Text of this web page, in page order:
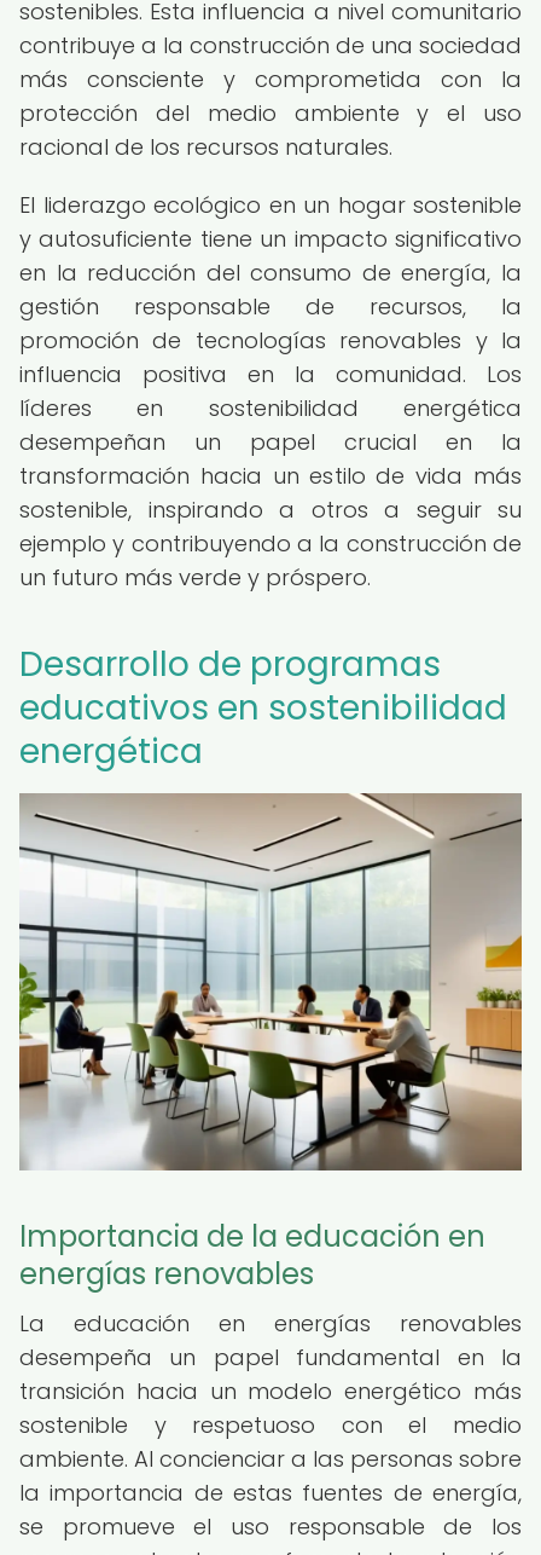
sostenibles. Esta influencia a nivel comunitario
contribuye a la construcción de una sociedad
más consciente y comprometida con la
protección del medio ambiente y el uso
racional de los recursos naturales.
El liderazgo ecológico en un hogar sostenible
y autosuficiente tiene un impacto significativo
en la reducción del consumo de energía, la
gestión responsable de recursos, la
promoción de tecnologías renovables y la
influencia positiva en la comunidad. Los
líderes en sostenibilidad energética
desempeñan un papel crucial en la
transformación hacia un estilo de vida más
sostenible, inspirando a otros a seguir su
ejemplo y contribuyendo a la construcción de
un futuro más verde y próspero.
Desarrollo de programas
educativos en sostenibilidad
energética
Importancia de la educación en
energías renovables
La educación en energías renovables
desempeña un papel fundamental en la
transición hacia un modelo energético más
sostenible y respetuoso con el medio
ambiente. Al concienciar a las personas sobre
la importancia de estas fuentes de energía,
se promueve el uso responsable de los